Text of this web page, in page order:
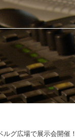
グ広場で展示会開催！